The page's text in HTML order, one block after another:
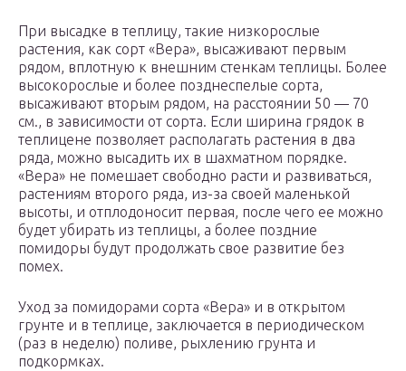
При высадке в теплицу, такие низкорослые
растения, как сорт «Вера», высаживают первым
рядом, вплотную к внешним стенкам теплицы. Более
высокорослые и более позднеспелые сорта,
высаживают вторым рядом, на расстоянии 50 — 70
см., в зависимости от сорта. Если ширина грядок в
теплицене позволяет располагать растения в два
ряда, можно высадить их в шахматном порядке.
«Вера» не помешает свободно расти и развиваться,
растениям второго ряда, из-за своей маленькой
высоты, и отплодоносит первая, после чего ее можно
будет убирать из теплицы, а более поздние
помидоры будут продолжать свое развитие без
помех.
Уход за помидорами сорта «Вера» и в открытом
грунте и в теплице, заключается в периодическом
(раз в неделю) поливе, рыхлению грунта и
подкормках.